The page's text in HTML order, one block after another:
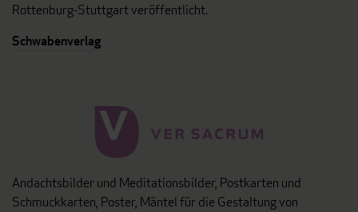
Rottenburg-Stuttgart veröffentlicht.
Schwabenverlag
Andachtsbilder und Meditationsbilder, Postkarten und
Schmuckkarten, Poster, Mäntel für die Gestaltung von